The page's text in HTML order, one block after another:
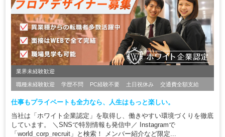
業界未経験歓迎
職種未経験歓迎 学歴不問 PC経験不要 土日祝休み 交通費全額支給
仕事もプライベートも全力なら、人生はもっと楽しい。
当社は「ホワイト企業認定」を取得し、働きやすい環境づくりを徹底
しています。 ＼SNSで特別情報も発信中／ Instagramで
「world_corp_recruit」と検索！ メンバー紹介など限定...